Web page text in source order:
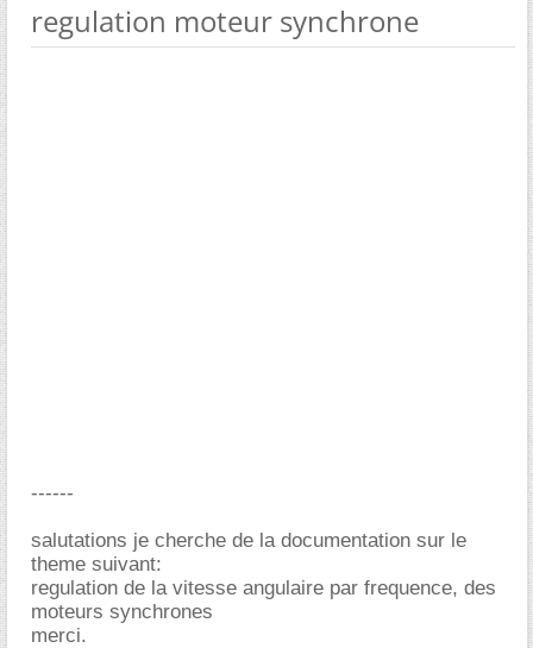
regulation moteur synchrone
------
salutations je cherche de la documentation sur le
theme suivant:
regulation de la vitesse angulaire par frequence, des
moteurs synchrones
merci.